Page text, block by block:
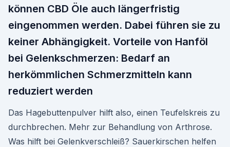
können CBD Öle auch längerfristig
eingenommen werden. Dabei führen sie zu
keiner Abhängigkeit. Vorteile von Hanföl
bei Gelenkschmerzen: Bedarf an
herkömmlichen Schmerzmitteln kann
reduziert werden
Das Hagebuttenpulver hilft also, einen Teufelskreis zu
durchbrechen. Mehr zur Behandlung von Arthrose.
Was hilft bei Gelenkverschleiß? Sauerkirschen helfen